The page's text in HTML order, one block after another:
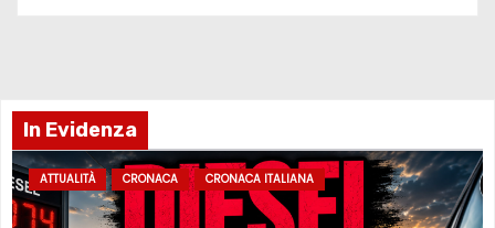
In Evidenza
ATTUALITÀ CRONACA CRONACA ITALIANA